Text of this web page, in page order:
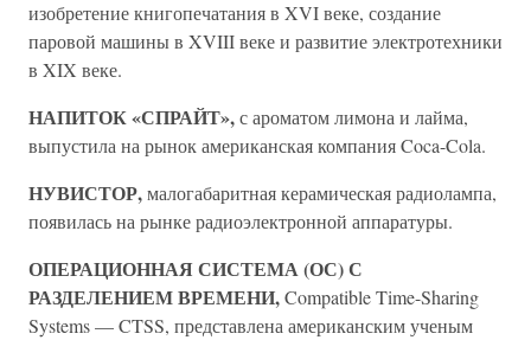
изобретение книгопечатания в XVI веке, создание
паровой машины в XVIII веке и развитие электротехники
в XIX веке.
НАПИТОК «СПРАЙТ»,с ароматом лимона и лайма,
выпустила на рынок американская компания Coca-Cola.
НУВИСТОР,малогабаритная керамическая радиолампа,
появилась на рынке радиоэлектронной аппаратуры.
ОПЕРАЦИОННАЯ СИСТЕМА (ОС) С
РАЗДЕЛЕНИЕМ ВРЕМЕНИ,Compatible Time-Sharing
Systems — CTSS, представлена американским ученым